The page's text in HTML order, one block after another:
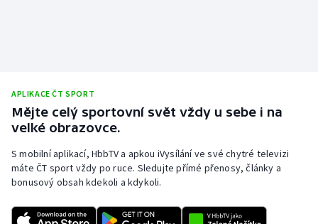
APLIKACE ČT SPORT
Mějte celý sportovní svět vždy u sebe i na
velké obrazovce.
S mobilní aplikací, HbbTV a apkou iVysílání ve své chytré televizi
máte ČT sport vždy po ruce. Sledujte přímé přenosy, články a
bonusový obsah kdekoli a kdykoli.